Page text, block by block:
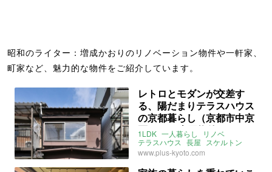
昭和のライター：増成かおりのリノベーション物件や一軒家、
町家など、魅力的な物件をご紹介しています。
レトロとモダンが交差す
る、陽だまりテラスハウス
の京都暮らし（京都市中京
区38㎡の売買物件）
1LDK 一人暮らし
リノベ
テラスハウス 長屋
スケルトン
スケスケ モダン レトロ
タイル 造作 京都 中京区
壬生天池
ライター：増成かおり
www.plus-kyoto.com